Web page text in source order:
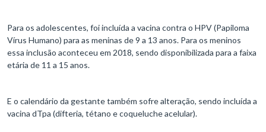
Para os adolescentes, foi incluída a vacina contra o HPV (Papiloma
Vírus Humano) para as meninas de 9 a 13 anos. Para os meninos
essa inclusão aconteceu em 2018, sendo disponibilizada para a faixa
etária de 11 a 15 anos.
E o calendário da gestante também sofre alteração, sendo incluída a
vacina dTpa (difteria, tétano e coqueluche acelular).